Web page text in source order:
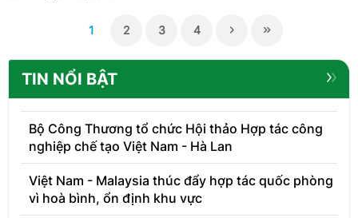
1 2 3 4
TIN NỔI BẬT
Bộ Công Thương tổ chức Hội thảo Hợp tác công
nghiệp chế tạo Việt Nam - Hà Lan
Việt Nam - Malaysia thúc đẩy hợp tác quốc phòng
vì hoà bình, ổn định khu vực